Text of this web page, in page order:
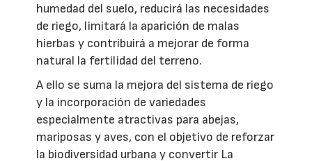
humedad del suelo, reducirá las necesidades
de riego, limitará la aparición de malas
hierbas y contribuirá a mejorar de forma
natural la fertilidad del terreno.
A ello se suma la mejora del sistema de riego
y la incorporación de variedades
especialmente atractivas para abejas,
mariposas y aves, con el objetivo de reforzar
la biodiversidad urbana y convertir La